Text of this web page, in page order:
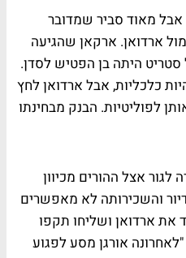
אבל מאוד סביר שמדובר
ארדואן. ארקאן שהגיעה
היתה בן הפטיש לסדן.
כלכליות, אבל ארדואן לחץ
לפוליטיות. הבנק מבחינתו
אצל ההורים מכיוון
והשכירותה לא מאפשרים
את ארדואן ושליחו תקפו
אורגן מסע לפגוע